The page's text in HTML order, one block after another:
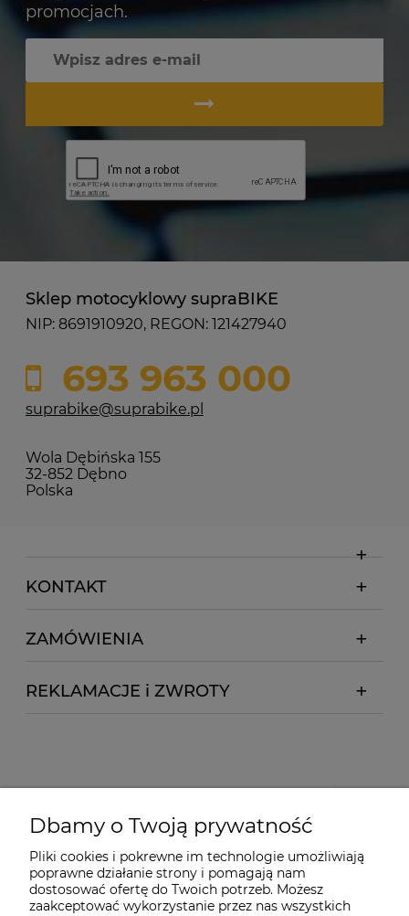
promocjach.
Sklep motocyklowy supraBIKE
NIP: 8691910920, REGON: 121427940
693 963 000
suprabike@suprabike.pl
Wola Dębińska 155
32-852 Dębno
Polska
KONTAKT
ZAMÓWIENIA
REKLAMACJE i ZWROTY
Dbamy o Twoją prywatność
Pliki cookies i pokrewne im technologie umożliwiają
poprawne działanie strony i pomagają nam
dostosować ofertę do Twoich potrzeb. Możesz
zaakceptować wykorzystanie przez nas wszystkich